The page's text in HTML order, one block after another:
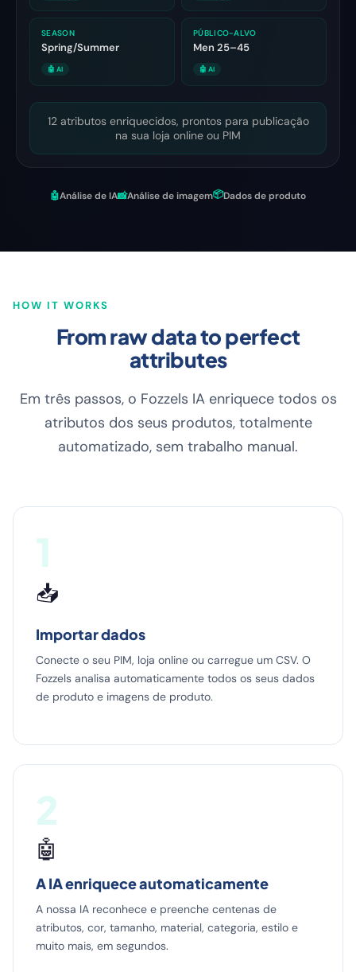
SEASON
Spring/Summer
🤖 AI
PÚBLICO-ALVO
Men 25–45
🤖 AI
12 atributos enriquecidos, prontos para publicação
na sua loja online ou PIM
🤖Análise de IA📸Análise de imagem📦Dados de produto
HOW IT WORKS
From raw data to perfect
attributes
Em três passos, o Fozzels IA enriquece todos os
atributos dos seus produtos, totalmente
automatizado, sem trabalho manual.
1
📥
Importar dados
Conecte o seu PIM, loja online ou carregue um CSV. O
Fozzels analisa automaticamente todos os seus dados
de produto e imagens de produto.
2
🤖
A IA enriquece automaticamente
A nossa IA reconhece e preenche centenas de
atributos, cor, tamanho, material, categoria, estilo e
muito mais, em segundos.